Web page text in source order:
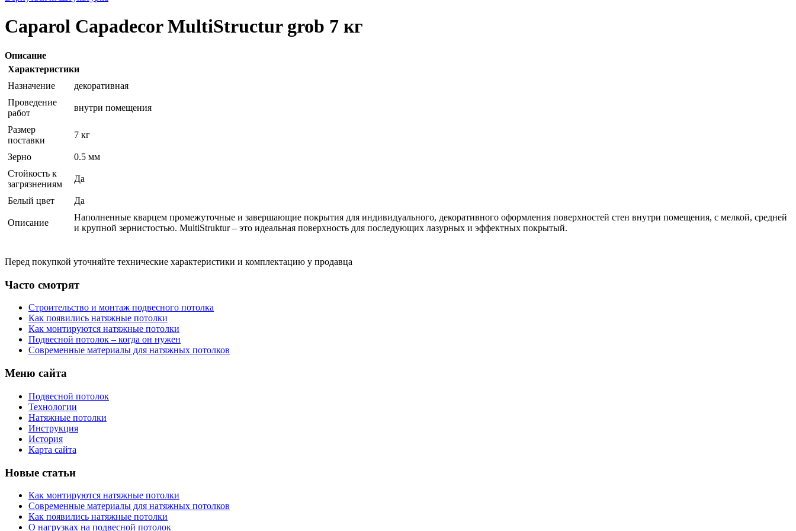
Caparol Capadecor MultiStructur grob 7 кг
Описание
Характеристики
Назначение
декоративная
Проведение
работ
внутри помещения
Размер
поставки
7 кг
Зерно
0.5 мм
Стойкость к
загрязнениям
Да
Белый цвет Да
Описание
Наполненные кварцем промежуточные и завершающие покрытия для индивидуального, декоративного оформления поверхностей стен внутри помещения, с мелкой, средней
и крупной зернистостью. MultiStruktur – это идеальная поверхность для последующих лазурных и эффектных покрытый.
Перед покупкой уточняйте технические характеристики и комплектацию у продавца
Часто смотрят
Строительство и монтаж подвесного потолка
Как появились натяжные потолки
Как монтируются натяжные потолки
Подвесной потолок – когда он нужен
Современные материалы для натяжных потолков
Меню сайта
Подвесной потолок
Технологии
Натяжные потолки
Инструкция
История
Карта сайта
Новые статьи
Как монтируются натяжные потолки
Современные материалы для натяжных потолков
Как появились натяжные потолки
О нагрузках на подвесной потолок